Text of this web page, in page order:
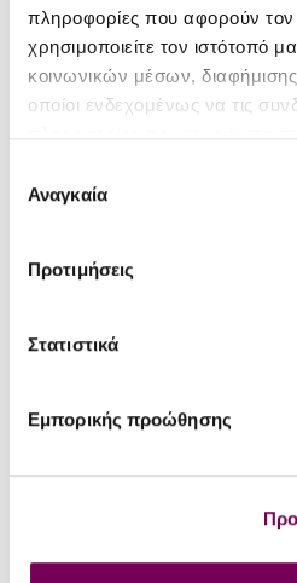
πληροφορίες που αφορούν
χρησιμοποιείτε τον ιστότοπό
κοινωνικών μέσων,
οποίοι ενδεχομένως να τις
των υπηρεσιών τους.
συγκατάθεσης
Αναγκαία
Προτιμήσεις
Στατιστικά
Εμπορικής προώθησης
Τύπος
Περιοχή
Ποικιλία
Αλκοολικός
Μέγεθος
Πίνεται
κρασιά
Βιολογικά